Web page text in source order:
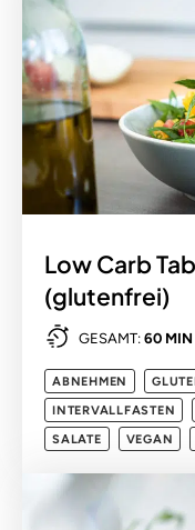
Low Carb
(glutenfrei)
GESAMT: 60 MIN
ABNEHMEN
INTERVALLFASTEN
SALATE
VEGAN